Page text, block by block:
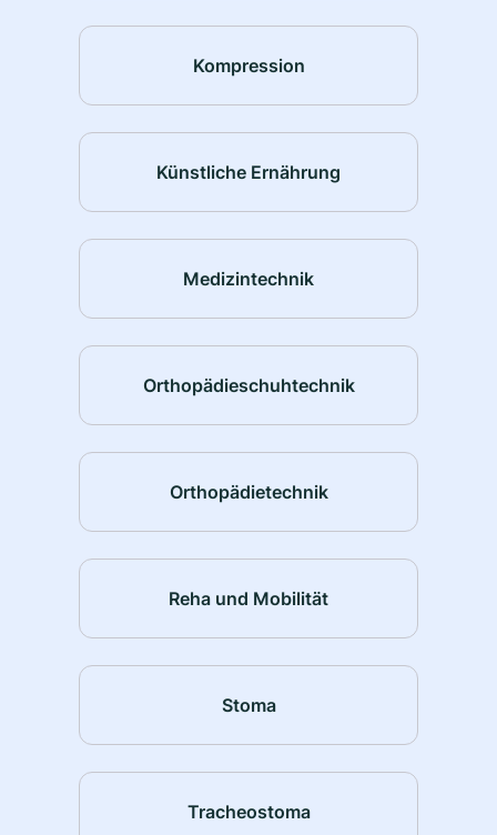
Kompression
Künstliche Ernährung
Medizintechnik
Orthopädieschuhtechnik
Orthopädietechnik
Reha und Mobilität
Stoma
Tracheostoma